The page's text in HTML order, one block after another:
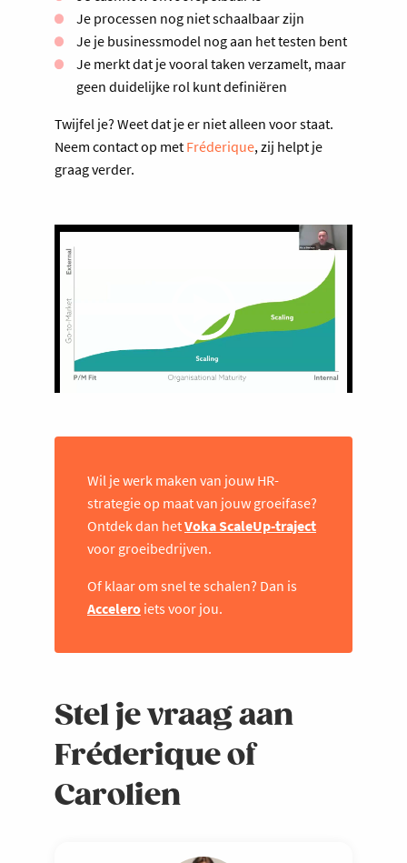
Je processen nog niet schaalbaar zijn
Je je businessmodel nog aan het testen bent
Je merkt dat je vooral taken verzamelt, maar
geen duidelijke rol kunt definiëren
Twijfel je? Weet dat je er niet alleen voor staat.
Neem contact op met Fréderique, zij helpt je
graag verder.
Wil je werk maken van jouw HR-
strategie op maat van jouw groeifase?
Ontdek dan hetVoka ScaleUp-traject
voor groeibedrijven.
Of klaar om snel te schalen? Dan is
Accelero iets voor jou.
Stel je vraag aan
Fréderique of
Carolien